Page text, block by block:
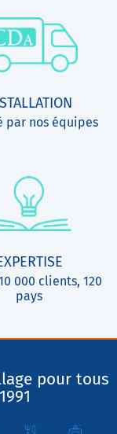
par nos équipes
000 clients, 120
pays
pour tous